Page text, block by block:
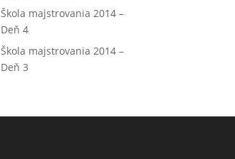
Škola majstrovania 2014 –
Deň 4
Škola majstrovania 2014 –
Deň 3